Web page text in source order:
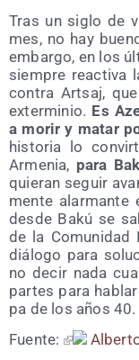
Tras un siglo de
mes, no hay
embar­go, en los
siem­pre reac­ti­va
con­tra Artsaj,
exter­mi­nio. Es
a morir y matar
his­to­ria lo
Arme­nia, para
quie­ran seguir
men­te alar­man­te
des­de Bakú se
de la Comu­ni­dad
diá­lo­go para
no decir nada
par­tes para
pa de los años 40.
Fuen­te: